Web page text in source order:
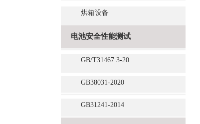
烘箱设备
电池安全性能测试
GB/T31467.3-20
GB38031-2020
GB31241-2014